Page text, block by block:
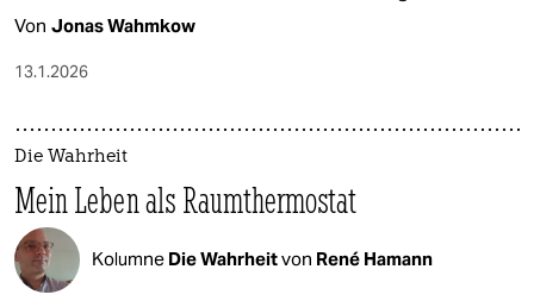
Von Jonas Wahmkow
13.1.2026
Die Wahrheit
Mein Leben als Raumthermostat
Kolumne Die Wahrheitvon René Hamann